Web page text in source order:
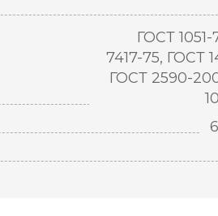
ГОСТ
7417-75, ГОСТ
ГОСТ 2590-